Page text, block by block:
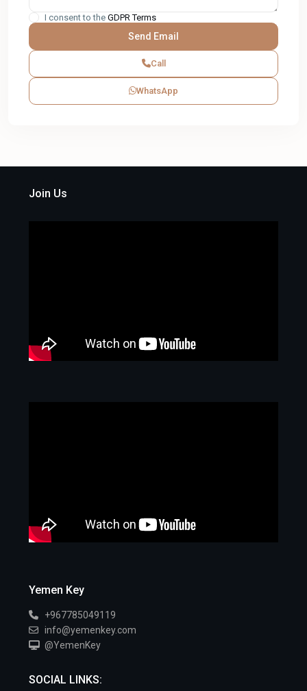
I consent to the GDPR Terms
Call
WhatsApp
Join Us
Yemen Key
+967785049119
info@yemenkey.com
@YemenKey
SOCIAL LINKS: